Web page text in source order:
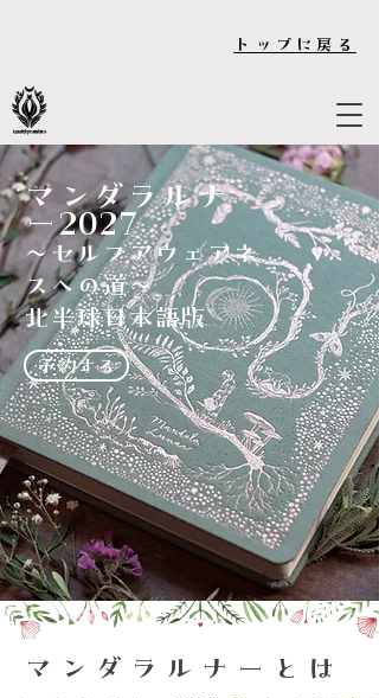
トップに戻る
マンダラルナ
ー2027
～セルフアウェアネ
スへの道～
北半球日本語版
予約する
​マンダラルナーとは